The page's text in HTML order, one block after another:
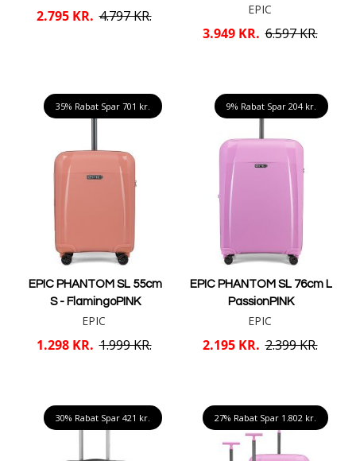
2.795 KR. 4.797 KR. EPIC
3.949 KR. 6.597 KR.
35% Rabat Spar 701 kr.
EPIC PHANTOM SL 55cm
S - FlamingoPINK
EPIC
1.298 KR. 1.999 KR.
9% Rabat Spar 204 kr.
EPIC PHANTOM SL 76cm L
PassionPINK
EPIC
2.195 KR. 2.399 KR.
30% Rabat Spar 421 kr. 27% Rabat Spar 1.802 kr.